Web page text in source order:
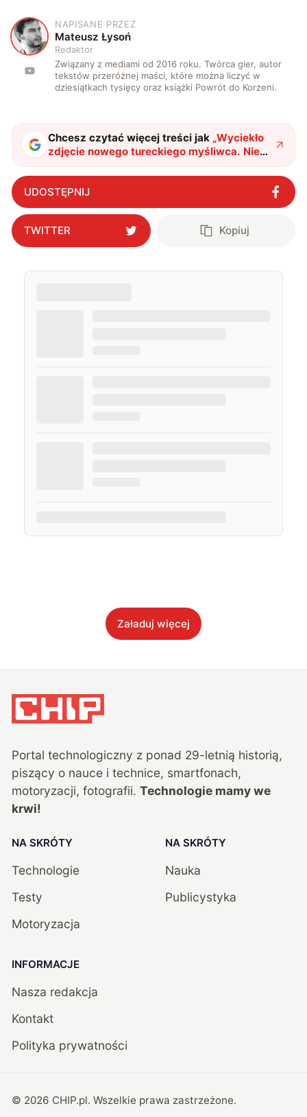
M
NAPISANE PRZEZ
Mateusz Łysoń
Redaktor
Związany z mediami od 2016 roku. Twórca gier, autor
tekstów przeróżnej maści, które można liczyć w
dziesiątkach tysięcy oraz książki Powrót do Korzeni.
Chcesz czytać więcej treści jak „Wyciekło
zdjęcie nowego tureckiego myśliwca. Nie
dożyjesz końca jego służby"?
UDOSTĘPNIJ
TWITTER Kopiuj
Załaduj więcej
Portal technologiczny z ponad 29-letnią historią,
piszący o nauce i technice, smartfonach,
motoryzacji, fotografii. Technologie mamy we
krwi!
NA SKRÓTY
Technologie
Testy
Motoryzacja
NA SKRÓTY
Nauka
Publicystyka
INFORMACJE
Nasza redakcja
Kontakt
Polityka prywatności
© 2026 CHIP.pl. Wszelkie prawa zastrzeżone.